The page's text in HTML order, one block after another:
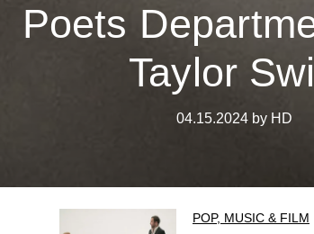
Poets
Taylor
04.15.2024 by HD
POP, MUSIC & FILM